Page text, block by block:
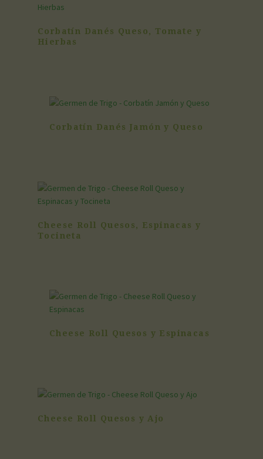
Corbatín Danés Queso, Tomate y
Hierbas
Corbatín Danés Jamón y Queso
Cheese Roll Quesos, Espinacas y
Tocineta
Cheese Roll Quesos y Espinacas
Cheese Roll Quesos y Ajo